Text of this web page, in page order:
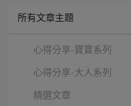
所有文章主題
心得分享-寶寶系列
心得分享-大人系列
精選文章